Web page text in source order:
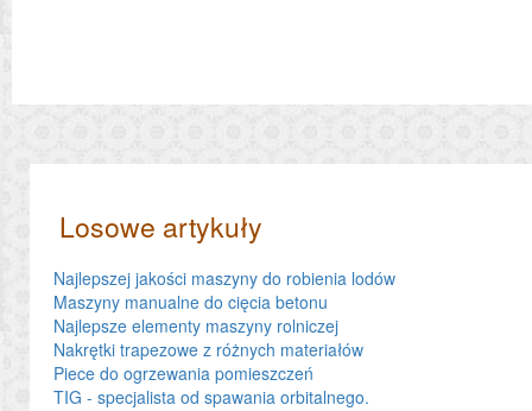
Losowe artykuły
Najlepszej jakości maszyny do robienia lodów
Maszyny manualne do cięcia betonu
Najlepsze elementy maszyny rolniczej
Nakrętki trapezowe z różnych materiałów
Piece do ogrzewania pomieszczeń
TIG - specjalista od spawania orbitalnego.